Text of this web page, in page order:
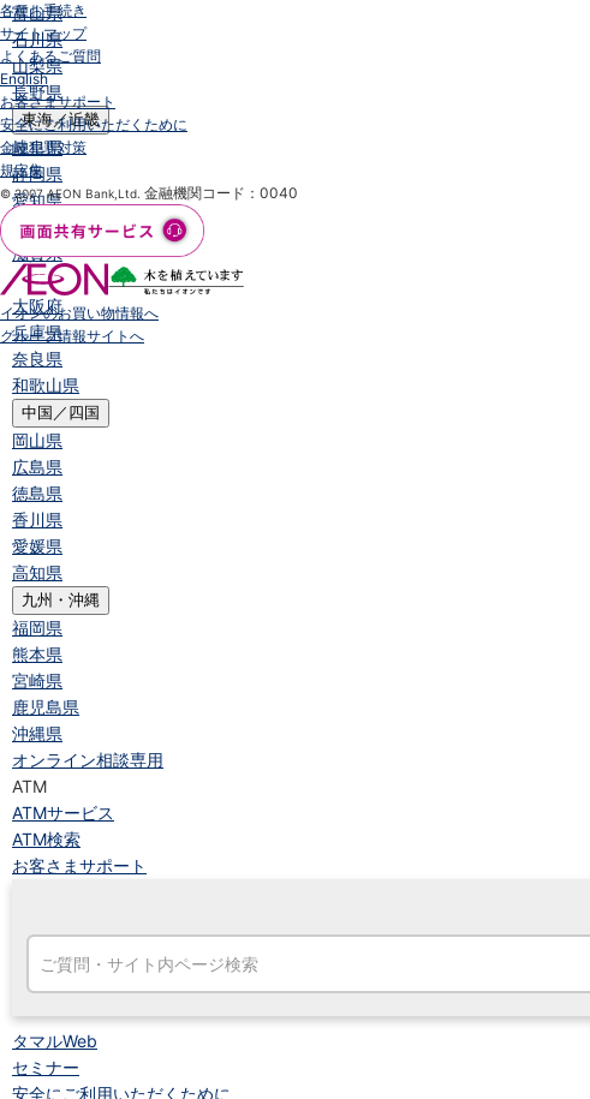
富山県
石川県
山梨県
長野県
東海／近畿
岐阜県
静岡県
愛知県
三重県
滋賀県
京都府
大阪府
兵庫県
奈良県
和歌山県
中国／四国
岡山県
広島県
徳島県
香川県
愛媛県
高知県
九州・沖縄
福岡県
熊本県
宮崎県
鹿児島県
沖縄県
オンライン相談専用
ATM
ATMサービス
ATM検索
お客さまサポート
タマルWeb
セミナー
安全にご利用いただくために
各種お手続き
サイトマップ
よくあるご質問
English
お客さまサポート
安全にご利用いただくために
金融犯罪対策
規定集
© 2007 AEON Bank,Ltd. 金融機関コード：0040
イオンのお買い物情報へ
グループ情報サイトへ